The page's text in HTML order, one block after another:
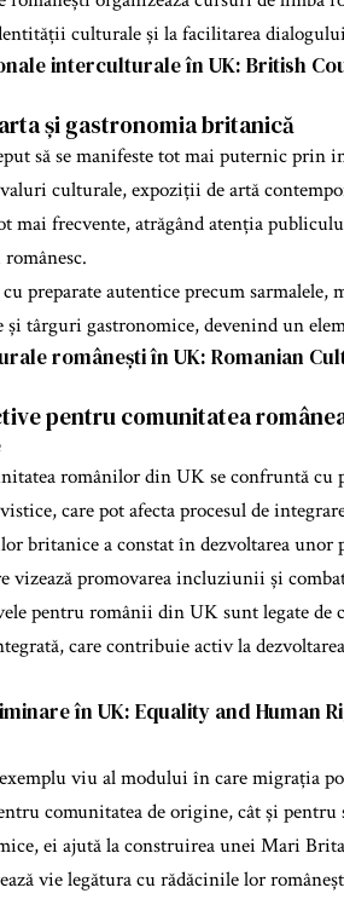
culturale și la facilitarea
interculturale în UK: British
și gastronomia britanică
să se manifeste tot mai puternic
culturale, expoziții de artă
mai frecvente, atrăgând atenția
preparate autentice precum sarmalele,
târguri gastronomice, devenind un
românești în UK: Romanian
pentru comunitatea
românilor din UK se confruntă cu
care pot afecta procesul de
britanice a constat în dezvoltarea unor
promovarea incluziunii și
pentru românii din UK sunt legate de
care contribuie activ la
în UK: Equality and Human
viu al modului în care migrația
comunitatea de origine, cât și
ei ajută la construirea unei Mari
vie legătura cu rădăcinile lor